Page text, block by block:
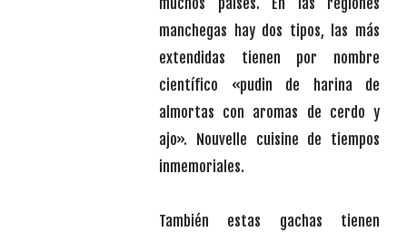
muchos países. En las regiones
manchegas hay dos tipos, las más
extendidas tienen por nombre
científico «pudin de harina de
almortas con aromas de cerdo y
ajo». Nouvelle cuisine de tiempos
inmemoriales.
También estas gachas tienen